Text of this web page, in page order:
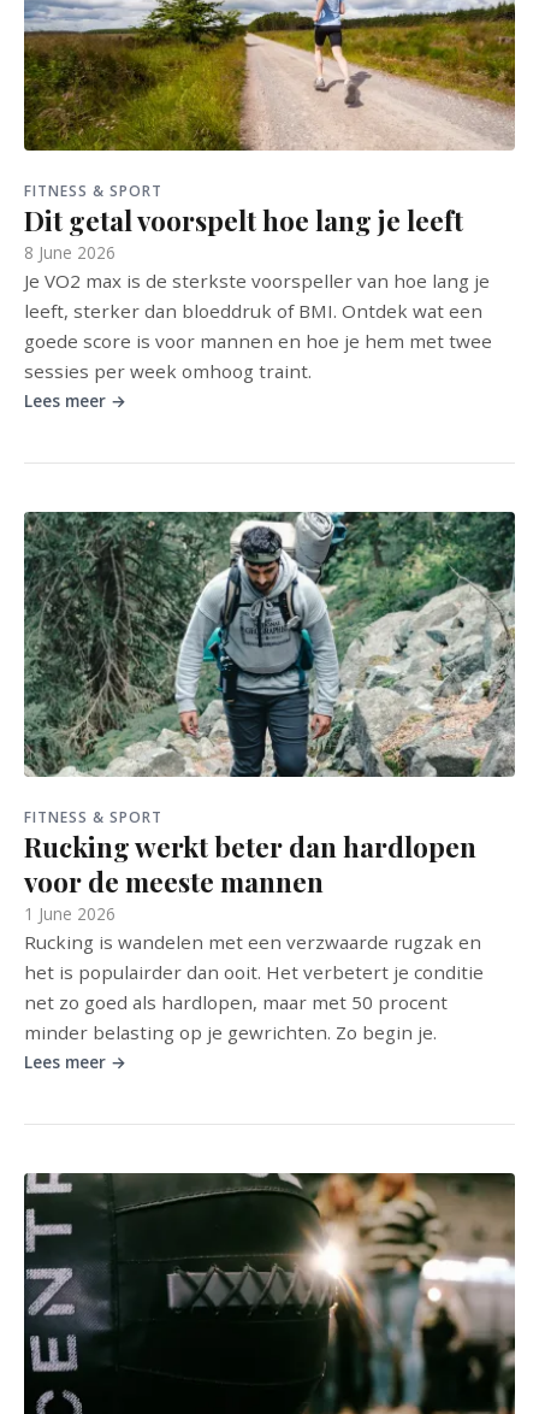
FITNESS & SPORT
Dit getal voorspelt hoe lang je leeft
8 June 2026
Je VO2 max is de sterkste voorspeller van hoe lang je
leeft, sterker dan bloeddruk of BMI. Ontdek wat een
goede score is voor mannen en hoe je hem met twee
sessies per week omhoog traint.
Lees meer →
FITNESS & SPORT
Rucking werkt beter dan hardlopen
voor de meeste mannen
1 June 2026
Rucking is wandelen met een verzwaarde rugzak en
het is populairder dan ooit. Het verbetert je conditie
net zo goed als hardlopen, maar met 50 procent
minder belasting op je gewrichten. Zo begin je.
Lees meer →